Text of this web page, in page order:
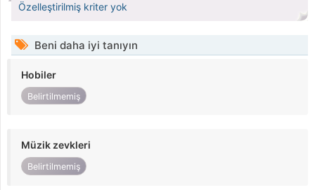
Özelleştirilmiş kriter yok
Beni daha iyi tanıyın
Hobiler
Belirtilmemiş
Müzik zevkleri
Belirtilmemiş